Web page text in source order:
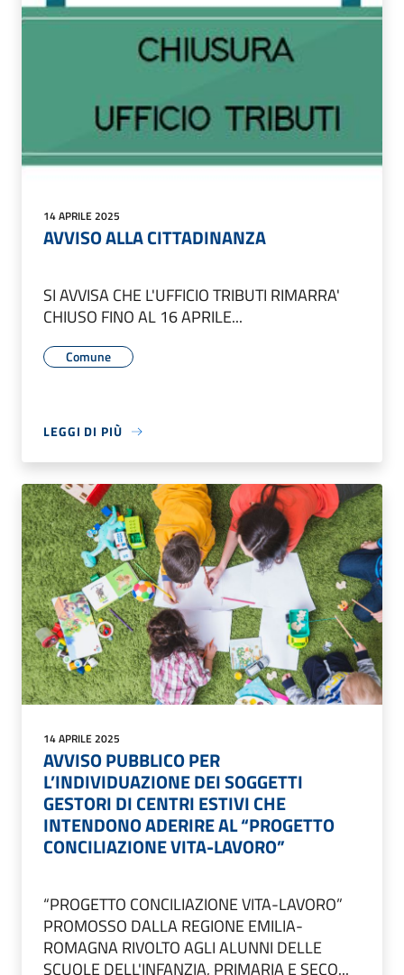
14 APRILE 2025
AVVISO ALLA CITTADINANZA
SI AVVISA CHE L'UFFICIO TRIBUTI RIMARRA'
CHIUSO FINO AL 16 APRILE...
Comune
LEGGI DI PIÙ
14 APRILE 2025
AVVISO PUBBLICO PER
L’INDIVIDUAZIONE DEI SOGGETTI
GESTORI DI CENTRI ESTIVI CHE
INTENDONO ADERIRE AL “PROGETTO
CONCILIAZIONE VITA-LAVORO”
“PROGETTO CONCILIAZIONE VITA-LAVORO”
PROMOSSO DALLA REGIONE EMILIA-
ROMAGNA RIVOLTO AGLI ALUNNI DELLE
SCUOLE DELL'INFANZIA, PRIMARIA E SECO...